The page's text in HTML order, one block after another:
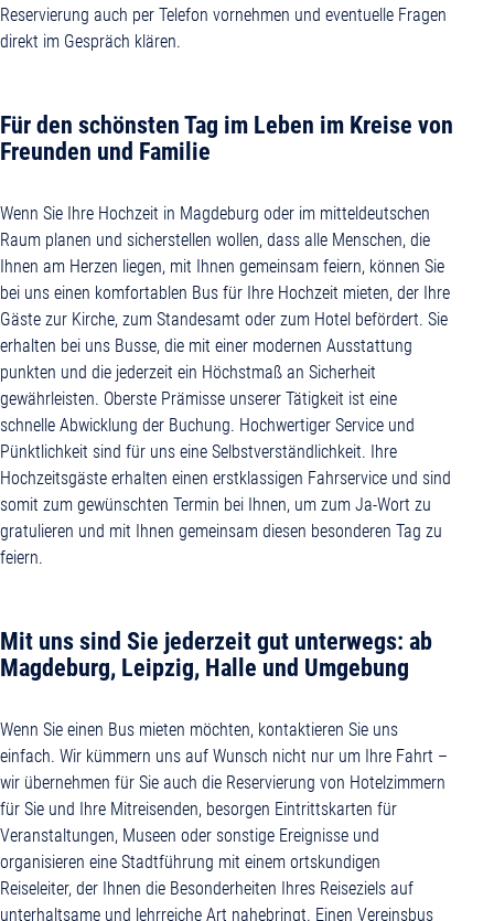
Reservierung auch per Telefon vornehmen und eventuelle Fragen
direkt im Gespräch klären.
Für den schönsten Tag im Leben im Kreise von
Freunden und Familie
Wenn Sie Ihre Hochzeit in Magdeburg oder im mitteldeutschen
Raum planen und sicherstellen wollen, dass alle Menschen, die
Ihnen am Herzen liegen, mit Ihnen gemeinsam feiern, können Sie
bei uns einen komfortablen Bus für Ihre Hochzeit mieten, der Ihre
Gäste zur Kirche, zum Standesamt oder zum Hotel befördert. Sie
erhalten bei uns Busse, die mit einer modernen Ausstattung
punkten und die jederzeit ein Höchstmaß an Sicherheit
gewährleisten. Oberste Prämisse unserer Tätigkeit ist eine
schnelle Abwicklung der Buchung. Hochwertiger Service und
Pünktlichkeit sind für uns eine Selbstverständlichkeit. Ihre
Hochzeitsgäste erhalten einen erstklassigen Fahrservice und sind
somit zum gewünschten Termin bei Ihnen, um zum Ja-Wort zu
gratulieren und mit Ihnen gemeinsam diesen besonderen Tag zu
feiern.
Mit uns sind Sie jederzeit gut unterwegs: ab
Magdeburg, Leipzig, Halle und Umgebung
Wenn Sie einen Bus mieten möchten, kontaktieren Sie uns
einfach. Wir kümmern uns auf Wunsch nicht nur um Ihre Fahrt –
wir übernehmen für Sie auch die Reservierung von Hotelzimmern
für Sie und Ihre Mitreisenden, besorgen Eintrittskarten für
Veranstaltungen, Museen oder sonstige Ereignisse und
organisieren eine Stadtführung mit einem ortskundigen
Reiseleiter, der Ihnen die Besonderheiten Ihres Reiseziels auf
unterhaltsame und lehrreiche Art nahebringt. Einen Vereinsbus